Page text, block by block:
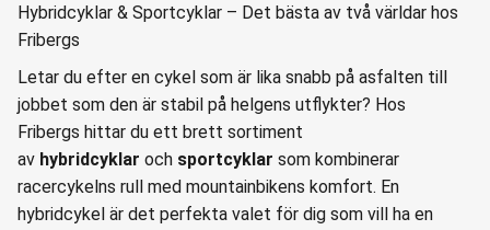
Hybridcyklar & Sportcyklar – Det bästa av två världar hos
Fribergs
Letar du efter en cykel som är lika snabb på asfalten till
jobbet som den är stabil på helgens utflykter? Hos
Fribergs hittar du ett brett sortiment
av hybridcyklar och sportcyklar som kombinerar
racercykelns rull med mountainbikens komfort. En
hybridcykel är det perfekta valet för dig som vill ha en